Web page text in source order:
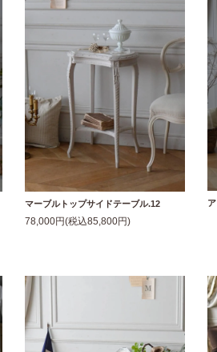
マーブルトップサイドテーブル.12
78,000円(税込85,800円)